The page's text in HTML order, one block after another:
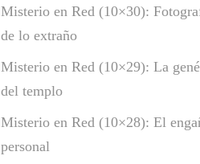
Misterio en Red (10×30):
de lo extraño
Misterio en Red (10×29): La
del templo
Misterio en Red (10×28): El
personal